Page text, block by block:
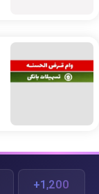
1,200+